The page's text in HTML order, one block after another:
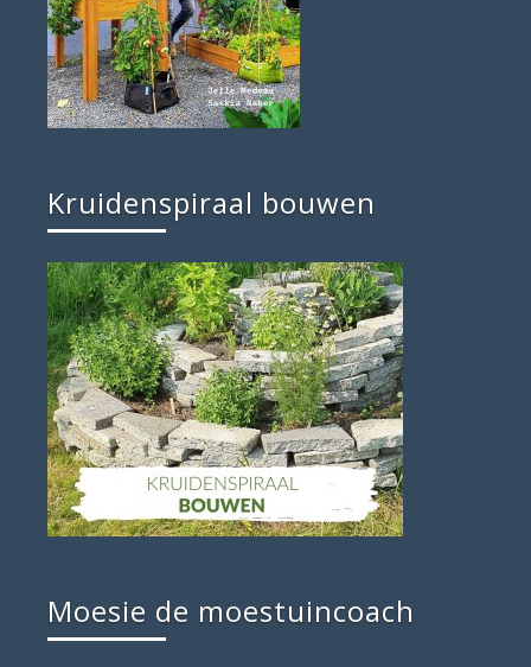
Kruidenspiraal bouwen
Moesie de moestuincoach